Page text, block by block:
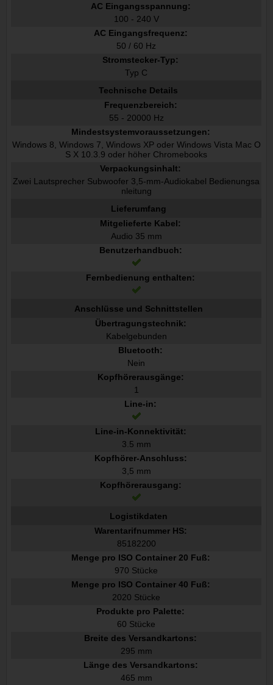
AC Eingangsspannung:
100 - 240 V
AC Eingangsfrequenz:
50 / 60 Hz
Stromstecker-Typ:
Typ C
Technische Details
Frequenzbereich:
55 - 20000 Hz
Mindestsystemvoraussetzungen:
Windows 8, Windows 7, Windows XP oder Windows Vista Mac O
S X 10.3.9 oder höher Chromebooks
Verpackungsinhalt:
Zwei Lautsprecher Subwoofer 3,5-mm-Audiokabel Bedienungsa
nleitung
Lieferumfang
Mitgelieferte Kabel:
Audio 35 mm
Benutzerhandbuch:
Fernbedienung enthalten:
Anschlüsse und Schnittstellen
Übertragungstechnik:
Kabelgebunden
Bluetooth:
Nein
Kopfhörerausgänge:
1
Line-in:
Line-in-Konnektivität:
3.5 mm
Kopfhörer-Anschluss:
3,5 mm
Kopfhörerausgang:
Logistikdaten
Warentarifnummer HS:
85182200
Menge pro ISO Container 20 Fuß:
970 Stücke
Menge pro ISO Container 40 Fuß:
2020 Stücke
Produkte pro Palette:
60 Stücke
Breite des Versandkartons:
295 mm
Länge des Versandkartons:
465 mm